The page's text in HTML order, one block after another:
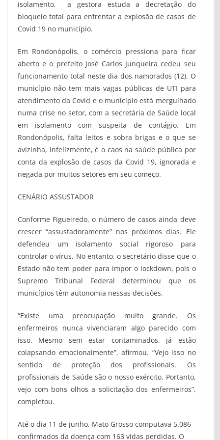
isolamento, a gestora estuda a decretação do
bloqueio total para enfrentar a explosão de casos de
Covid 19 no município.
Em Rondonópolis, o comércio pressiona para ficar
aberto e o prefeito José Carlos Junqueira cedeu seu
funcionamento total neste dia dos namorados (12). O
município não tem mais vagas públicas de UTI para
atendimento da Covid e o município está mergulhado
numa crise no setor, com a secretária de Saúde local
em isolamento com suspeita de contágio. Em
Rondonópolis, falta leitos e sobra brigas e o que se
avizinha, infelizmente, é o caos na saúde pública por
conta da explosão de casos da Covid 19, ignorada e
negada por muitos setores em seu começo.
CENÁRIO ASSUSTADOR
Conforme Figueiredo, o número de casos ainda deve
crescer “assustadoramente” nos próximos dias. Ele
defendeu um isolamento social rigoroso para
controlar o vírus. No entanto, o secretário disse que o
Estado não tem poder para impor o lockdown, pois o
Supremo Tribunal Federal determinou que os
municípios têm autonomia nessas decisões.
“Existe uma preocupação muito grande. Os
enfermeiros nunca vivenciaram algo parecido com
isso. Mesmo sem estar contaminados, já estão
colapsando emocionalmente”, afirmou. “Vejo isso no
sentido de proteção dos profissionais. Os
profissionais de Saúde são o nosso exército. Portanto,
vejo com bons olhos a solicitação dos enfermeiros”,
completou.
Até o dia 11 de junho, Mato Grosso computava 5.086
confirmados da doença com 163 vidas perdidas. O